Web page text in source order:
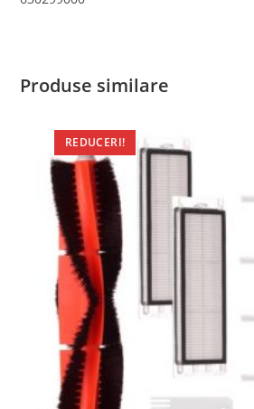
Produse similare
REDUCERI!